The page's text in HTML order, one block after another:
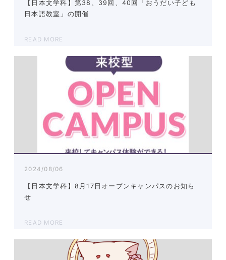
【日本文学科】第38、39回、40回「おうだい子ども
日本語教室」の開催
READ MORE
2024/08/06
【日本文学科】8月17日オープンキャンパスのお知ら
せ
READ MORE